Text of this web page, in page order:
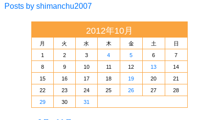
Posts by shimanchu2007
2012年10月
月 火 水 木 金 土
日
1
2 3 4 5 6
7
8
9 10 11 12 13
14
15
16 17 18 19 20
21
22
23 24 25 26 27
28
29
30 31